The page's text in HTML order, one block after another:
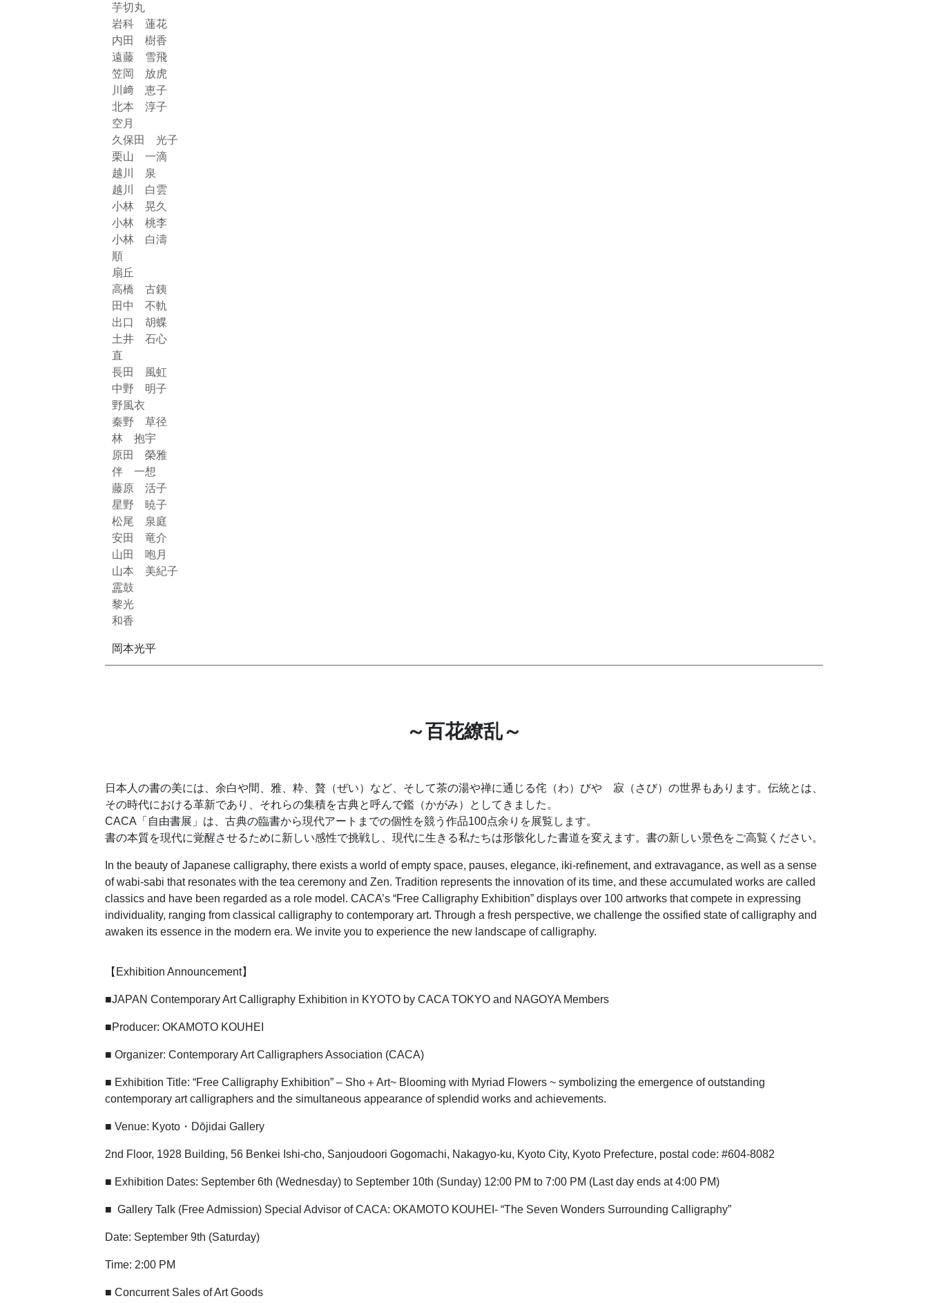
芋切丸
岩科 蓮花
内田 樹香
遠藤 雪飛
笠岡 放虎
川﨑 恵子
北本 淳子
空月
久保田 光子
栗山 一滴
越川 泉
越川 白雲
小林 晃久
小林 桃李
小林 白濤
順
扇丘
高橋 古銕
田中 不軌
出口 胡蝶
土井 石心
直
長田 風虹
中野 明子
野風衣
秦野 草径
林 抱宇
原田 榮雅
伴 一想
藤原 活子
星野 暁子
松尾 泉庭
安田 竜介
山田 咆月
山本 美紀子
靁鼓
黎光
和香
岡本光平
～百花繚乱～
日本人の書の美には、余白や間、雅、粋、贅（ぜい）など、そして茶の湯や禅に通じる侘（わ）びや 寂（さび）の世界もあります。伝統とは、
その時代における革新であり、それらの集積を古典と呼んで鑑（かがみ）としてきました。
CACA「自由書展」は、古典の臨書から現代アートまでの個性を競う作品100点余りを展覧します。
書の本質を現代に覚醒させるために新しい感性で挑戦し、現代に生きる私たちは形骸化した書道を変えます。書の新しい景色をご高覧ください。
In the beauty of Japanese calligraphy, there exists a world of empty space, pauses, elegance, iki-refinement, and extravagance, as well as a sense
of wabi-sabi that resonates with the tea ceremony and Zen. Tradition represents the innovation of its time, and these accumulated works are called
classics and have been regarded as a role model. CACA’s “Free Calligraphy Exhibition” displays over 100 artworks that compete in expressing
individuality, ranging from classical calligraphy to contemporary art. Through a fresh perspective, we challenge the ossified state of calligraphy and
awaken its essence in the modern era. We invite you to experience the new landscape of calligraphy.
【Exhibition Announcement】
■JAPAN Contemporary Art Calligraphy Exhibition in KYOTO by CACA TOKYO and NAGOYA Members
■Producer: OKAMOTO KOUHEI
■ Organizer: Contemporary Art Calligraphers Association (CACA)
■ Exhibition Title: “Free Calligraphy Exhibition” – Sho＋Art~ Blooming with Myriad Flowers ~ symbolizing the emergence of outstanding
contemporary art calligraphers and the simultaneous appearance of splendid works and achievements.
■ Venue: Kyoto・Dōjidai Gallery
2nd Floor, 1928 Building, 56 Benkei Ishi-cho, Sanjoudoori Gogomachi, Nakagyo-ku, Kyoto City, Kyoto Prefecture, postal code: #604-8082
■ Exhibition Dates: September 6th (Wednesday) to September 10th (Sunday) 12:00 PM to 7:00 PM (Last day ends at 4:00 PM)
■ Gallery Talk (Free Admission) Special Advisor of CACA: OKAMOTO KOUHEI- “The Seven Wonders Surrounding Calligraphy”
Date: September 9th (Saturday)
Time: 2:00 PM
■ Concurrent Sales of Art Goods